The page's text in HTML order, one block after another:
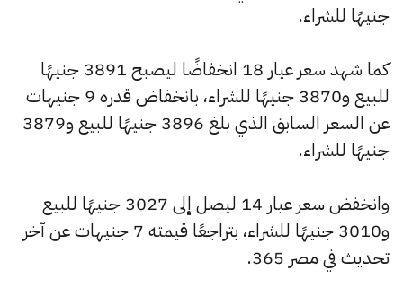
جنيهًا للشراء.
كما شهد سعر عيار 18 انخفاضًا ليصبح 3891 جنيهًا
للبيع و3870 جنيهًا للشراء، بانخفاض قدره 9 جنيهات
عن السعر السابق الذي بلغ 3896 جنيهًا للبيع و3879
جنيهًا للشراء.
وانخفض سعر عيار 14 ليصل إلى 3027 جنيهًا للبيع
و3010 جنيهًا للشراء، بتراجعًا قيمته 7 جنيهات عن آخر
تحديث في مصر 365.